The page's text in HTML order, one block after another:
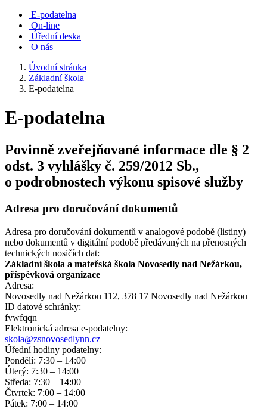
E-podatelna
On-line
Úřední deska
O nás
Úvodní stránka
Základní škola
E-podatelna
E-podatelna
Povinně zveřejňované informace dle § 2
odst. 3 vyhlášky č. 259/2012 Sb.,
o podrobnostech výkonu spisové služby
Adresa pro doručování dokumentů
Adresa pro doručování dokumentů v analogové podobě (listiny)
nebo dokumentů v digitální podobě předávaných na přenosných
technických nosičích dat:
Základní škola a mateřská škola Novosedly nad Nežárkou,
příspěvková organizace
Adresa:
Novosedly nad Nežárkou 112, 378 17 Novosedly nad Nežárkou
ID datové schránky:
fvwfqqn
Elektronická adresa e‑podatelny:
skola@zsnovosedlynn.cz
Úřední hodiny podatelny:
Pondělí: 7:30 – 14:00
Úterý: 7:30 – 14:00
Středa: 7:30 – 14:00
Čtvrtek: 7:00 – 14:00
Pátek: 7:00 – 14:00